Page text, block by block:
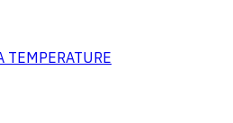
TEMPERATURE